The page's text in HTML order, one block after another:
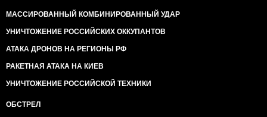
МАССИРОВАННЫЙ КОМБИНИРОВАННЫЙ УДАР
УНИЧТОЖЕНИЕ РОССИЙСКИХ ОККУПАНТОВ
АТАКА ДРОНОВ НА РЕГИОНЫ РФ
РАКЕТНАЯ АТАКА НА КИЕВ
УНИЧТОЖЕНИЕ РОССИЙСКОЙ ТЕХНИКИ
ОБСТРЕЛ